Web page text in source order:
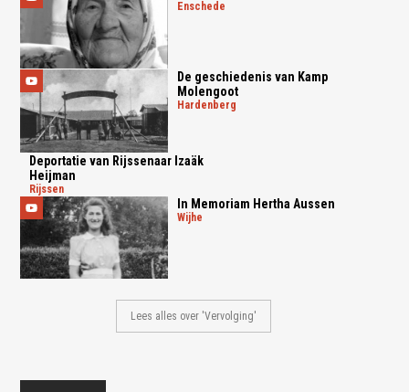
enschede
De geschiedenis van Kamp
Molengoot
hardenberg
Deportatie van Rijssenaar Izaäk
Heijman
rijssen
In Memoriam Hertha Aussen
wijhe
Lees alles over 'Vervolging'